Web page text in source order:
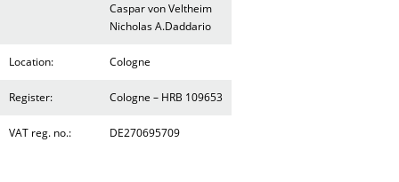
Caspar von Veltheim
Nicholas A.Daddario
Location: Cologne
Register: Cologne – HRB 109653
VAT reg. no.: DE270695709